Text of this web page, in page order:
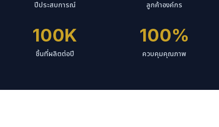
ปีประสบการณ์ ลูกค้าองค์กร
100K
ชิ้นที่ผลิตต่อปี
100%
ควบคุมคุณภาพ